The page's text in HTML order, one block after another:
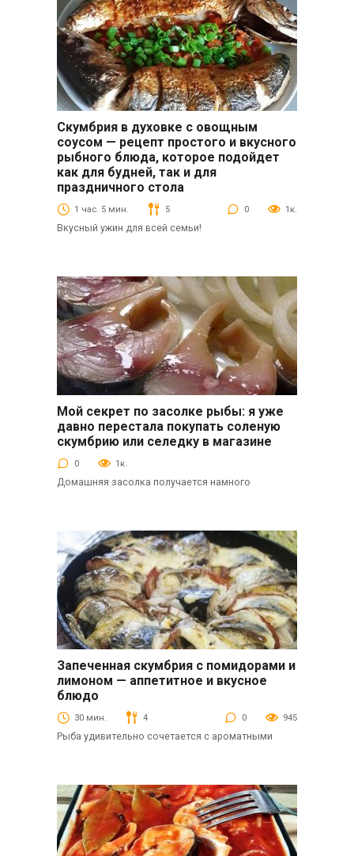
Вторые блюда
Скумбрия в духовке с овощным
соусом — рецепт простого и вкусного
рыбного блюда, которое подойдет
как для будней, так и для
праздничного стола
1 час. 5 мин. 5 0 1к.
Вкусный ужин для всей семьи!
Мой секрет по засолке рыбы: я уже
давно перестала покупать соленую
скумбрию или селедку в магазине
0 1к.
Домашняя засолка получается намного
Запеченная скумбрия с помидорами и
лимоном — аппетитное и вкусное
блюдо
30 мин. 4 0 945
Рыба удивительно сочетается с ароматными